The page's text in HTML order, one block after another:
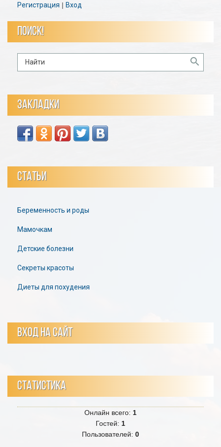
Регистрация | Вход
ПОИСК!
ЗАКЛАДКИ
СТАТЬИ
Беременность и роды
Мамочкам
Детские болезни
Секреты красоты
Диеты для похудения
ВХОД НА САЙТ
СТАТИСТИКА
Онлайн всего: 1
Гостей: 1
Пользователей: 0